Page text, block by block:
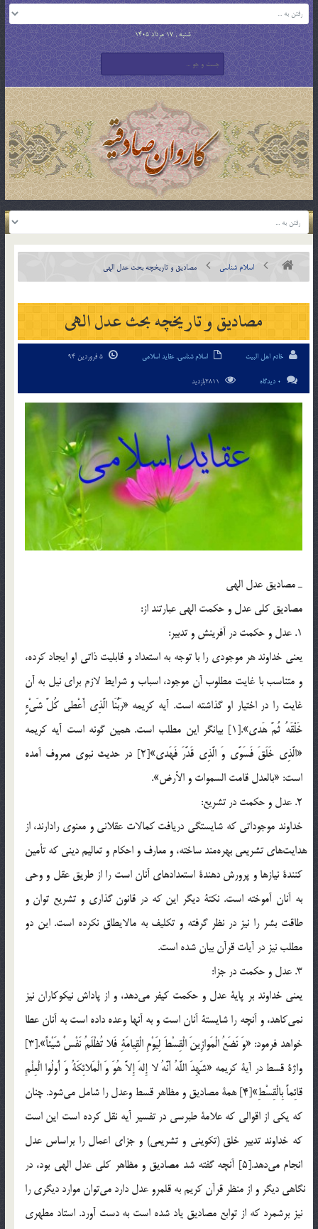
شنبه , 17 مرداد 1405
اسلام شناسی مصاديق و تاريخچه بحث عدل الهی
مصاديق و تاريخچه بحث عدل الهی
خادم اهل البیت اسلام شناسی,عقاید اسلامی
0 دیدگاه
ـ مصاديق عدل الهي
مصاديق كلي عدل و حكمت الهي عبارتند از:
1. عدل و حكمت در آفرينش و تدبير:
يعني خداوند هر موجودي را با توجه به استعداد و قابليت ذاتي او ايجاد كرده،
و متناسب با غايت مطلوب آن موجود، اسباب و شرايط لازم براي نيل به آن
غايت را در اختيار او گذاشته است. آيه كريمه «رَبُّنَا الَّذِي أَعْطى كُلَّ شَيْ‏ءٍ
خَلْقَهُ ثُمَّ هَدى».[1] بيانگر اين مطلب است. همين گونه است آيه كريمه
«الَّذِي خَلَقَ فَسَوَّى وَ الَّذِي قَدَّرَ فَهَدى»[2] در حديث نبوي معروف آمده
است: «بالعدل قامت السموات و الأرض».
2. عدل و حكمت در تشريع:
خداوند موجوداتي كه شايستگي دريافت كمالات عقلاني و معنوي رادارند، از
هدايت‎هاي تشريعي بهره‎مند ساخته، و معارف و احكام و تعاليم ديني كه تأمين
كنندة نيازها و پرورش دهندة استعدادهاي آنان است را از طريق عقل و وحي
به آنان آموخته است. نكتة ديگر اين كه در قانون گذاري و تشريع توان و
طاقت بشر را نيز در نظر گرفته و تكليف به مالايطاق نكرده است. اين دو
مطلب نيز در آيات قرآن بيان شده است.
3. عدل و حكمت در جزا:
يعني خداوند بر پاية عدل و حكمت كيفر مي‎دهد، و از پاداش نيكوكاران نيز
نمي‎كاهد، و آنچه را شايستة آنان است و به آنها وعده داده است به آنان عطا
خواهد فرمود: «وَ نَضَعُ الْمَوازِينَ الْقِسْطَ لِيَوْمِ الْقِيامَةِ فَلا تُظْلَمُ نَفْسٌ شَيْئاً».[3]
واژة قسط در آية كريمه «شَهِدَ اللَّهُ أَنَّهُ لا إِلهَ إِلاَّ هُوَ وَ الْمَلائِكَةُ وَ أُولُوا الْعِلْمِ
قائِماً بِالْقِسْطِ»[4] همة مصاديق و مظاهر قسط وعدل را شامل مي‎شود. چنان
كه يكي از اقوالي كه علامة طبرسي در تفسير آيه نقل كرده است اين است
كه خداوند تدبير خلق (تكويني و تشريعي) و جزاي اعمال را براساس عدل
انجام مي‎دهد.[5] آنچه گفته شد مصاديق و مظاهر كلي عدل الهي بود، در
نگاهي ديگر و از منظر قرآن كريم به قلمرو عدل دارد مي‎توان موارد ديگري را
نيز برشمرد كه از توابع مصاديق ياد شده است به دست آورد. استاد مطهري